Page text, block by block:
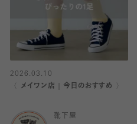
2026.03.10
〈 メイワン店｜今日のおすすめ 〉
靴下屋